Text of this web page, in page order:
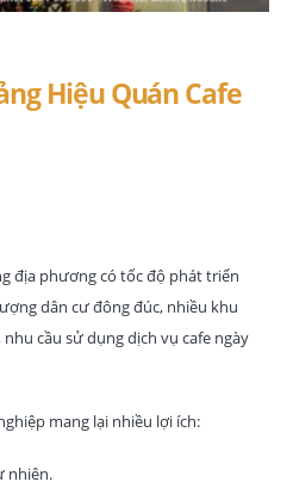
Hiệu Quán Cafe
địa phương có tốc độ phát triển
dân cư đông đúc, nhiều khu
cầu sử dụng dịch vụ cafe ngày
mang lại nhiều lợi ích:
nhiên.